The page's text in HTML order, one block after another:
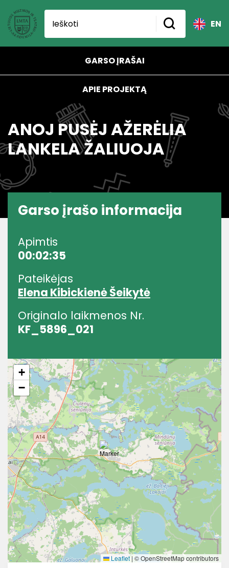
EN
GARSO ĮRAŠAI
APIE PROJEKTĄ
ANOJ PUSĖJ AŽERĖLIA
LANKELA ŽALIUOJA
Garso įrašo informacija
Apimtis
00:02:35
Pateikėjas
Elena Kibickienė Šeikytė
Originalo laikmenos Nr.
KF_5896_021
+
−
Leaflet |© OpenStreetMap contributors